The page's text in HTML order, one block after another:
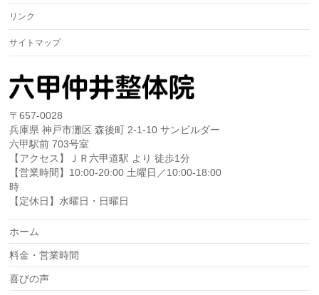
リンク
サイトマップ
〒657-0028
兵庫県 神戸市灘区 森後町 2-1-10 サンビルダー
六甲駅前 703号室
【アクセス】ＪＲ六甲道駅 より 徒歩1分
【営業時間】10:00-20:00 土曜日／10:00-18:00
時
【定休日】水曜日・日曜日
ホーム
料金・営業時間
喜びの声